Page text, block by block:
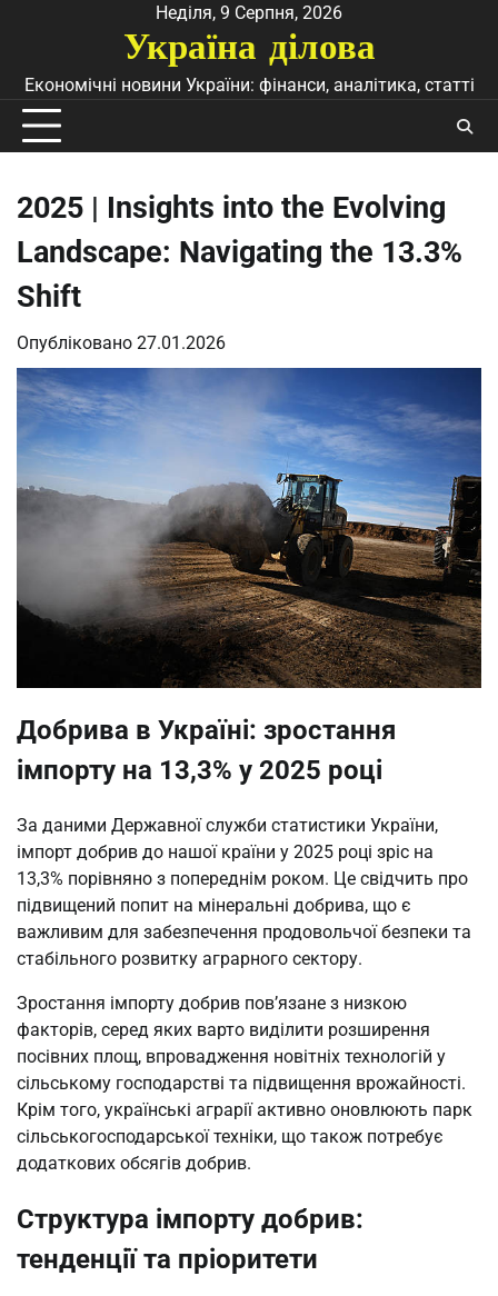
Неділя, 9 Серпня, 2026
Україна ділова
Економічні новини України: фінанси, аналітика, статті
2025 | Insights into the Evolving
Landscape: Navigating the 13.3%
Shift
Опубліковано 27.01.2026
Добрива в Україні: зростання
імпорту на 13,3% у 2025 році
За даними Державної служби статистики України,
імпорт добрив до нашої країни у 2025 році зріс на
13,3% порівняно з попереднім роком. Це свідчить про
підвищений попит на мінеральні добрива, що є
важливим для забезпечення продовольчої безпеки та
стабільного розвитку аграрного сектору.
Зростання імпорту добрив пов’язане з низкою
факторів, серед яких варто виділити розширення
посівних площ, впровадження новітніх технологій у
сільському господарстві та підвищення врожайності.
Крім того, українські аграрії активно оновлюють парк
сільськогосподарської техніки, що також потребує
додаткових обсягів добрив.
Структура імпорту добрив:
тенденції та пріоритети